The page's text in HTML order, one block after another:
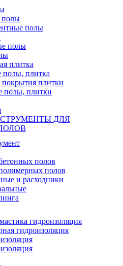
полы
полы
полы
плитка
полы, плитка
плитки
полы, плитки
ДЛЯ
полов
полов
и расходники
гидроизоляция
гидроизоляция